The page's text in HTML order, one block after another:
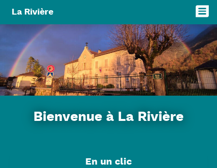
La Rivière
Bienvenue à La Rivière
En un clic